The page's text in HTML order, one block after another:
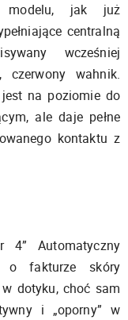
modelu, jak już
centralną
wcześniej
czerwony wahnik.
na poziomie do
ale daje pełne
kontaktu z
4” Automatyczny
o fakturze skóry
dotyku, choć sam
i „oporny” w